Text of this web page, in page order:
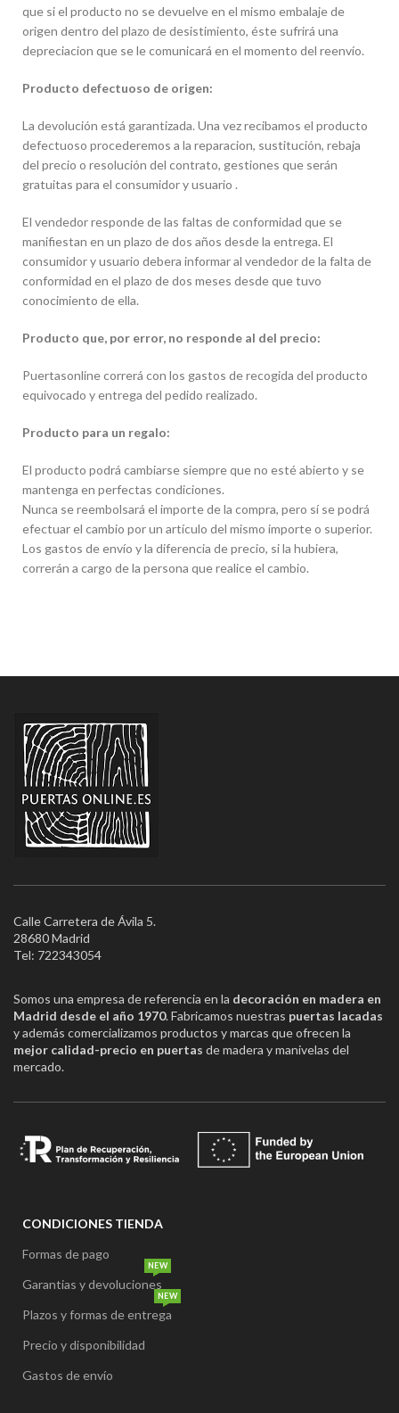
que si el producto no se devuelve en el mismo embalaje de
origen dentro del plazo de desistimiento, éste sufrirá una
depreciacion que se le comunicará en el momento del reenvío.
Producto defectuoso de origen:
La devolución está garantizada. Una vez recibamos el producto
defectuoso procederemos a la reparacion, sustitución, rebaja
del precio o resolución del contrato, gestiones que serán
gratuitas para el consumidor y usuario .
El vendedor responde de las faltas de conformidad que se
manifiestan en un plazo de dos años desde la entrega. El
consumidor y usuario debera informar al vendedor de la falta de
conformidad en el plazo de dos meses desde que tuvo
conocimiento de ella.
Producto que, por error, no responde al del precio:
Puertasonline correrá con los gastos de recogida del producto
equivocado y entrega del pedido realizado.
Producto para un regalo:
El producto podrá cambiarse siempre que no esté abierto y se
mantenga en perfectas condiciones.
Nunca se reembolsará el importe de la compra, pero sí se podrá
efectuar el cambio por un artículo del mismo importe o superior.
Los gastos de envío y la diferencia de precio, si la hubiera,
correrán a cargo de la persona que realice el cambio.
Calle Carretera de Ávila 5.
28680 Madrid
Tel: 722343054
Somos una empresa de referencia en la decoración en madera en
Madrid desde el año 1970. Fabricamos nuestras puertas lacadas
y además comercializamos productos y marcas que ofrecen la
mejor calidad-precio en puertas de madera y manivelas del
mercado.
CONDICIONES TIENDA
Formas de pago
Garantias y devoluciones
NEW
Plazos y formas de entrega
NEW
Precio y disponibilidad
Gastos de envío